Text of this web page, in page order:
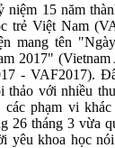
niệm 15 năm
trẻ Việt Nam
mang tên
2017" (Vietnam
- VAF2017).
thảo với nhiều
các phạm vi
26 tháng 3 vừa
yêu khoa học